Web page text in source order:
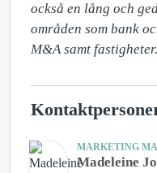
också en lång och
områden som bank
M&A samt fastigheter.
MARKETING
Madeleine